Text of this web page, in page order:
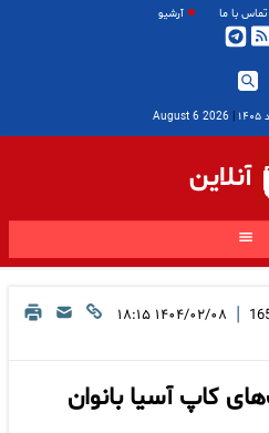
تماس با ما آرشیو
|
2026 August 6
آنلاین
| ۱۴۰۴/۰۲/۰۸ ۱۸:۱۵
کاپ آسیا بانوان